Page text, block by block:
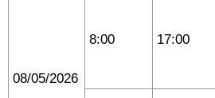
08/05/2026
8:00 17:00